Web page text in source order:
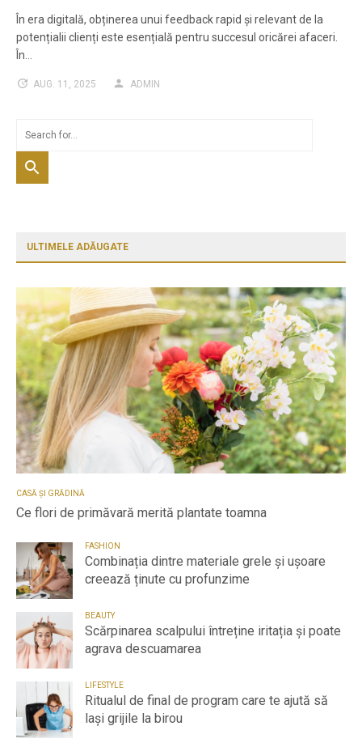
În era digitală, obținerea unui feedback rapid și relevant de la
potențialii clienți este esențială pentru succesul oricărei afaceri.
În…
AUG. 11, 2025 ADMIN
ULTIMELE ADĂUGATE
CASĂ ȘI GRĂDINĂ
Ce flori de primăvară merită plantate toamna
FASHION
Combinația dintre materiale grele și ușoare
creează ținute cu profunzime
BEAUTY
Scărpinarea scalpului întreține iritația și poate
agrava descuamarea
LIFESTYLE
Ritualul de final de program care te ajută să
lași grijile la birou